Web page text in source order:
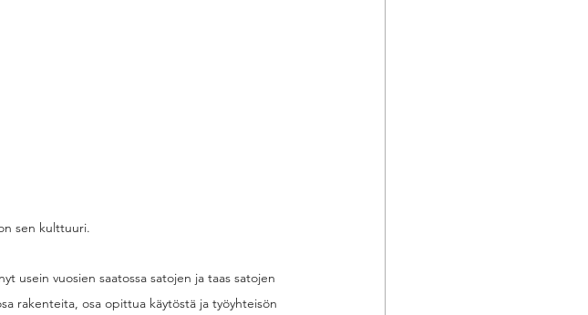
sen kulttuuri.
usein vuosien saatossa satojen ja taas satojen
rakenteita, osa opittua käytöstä ja työyhteisön